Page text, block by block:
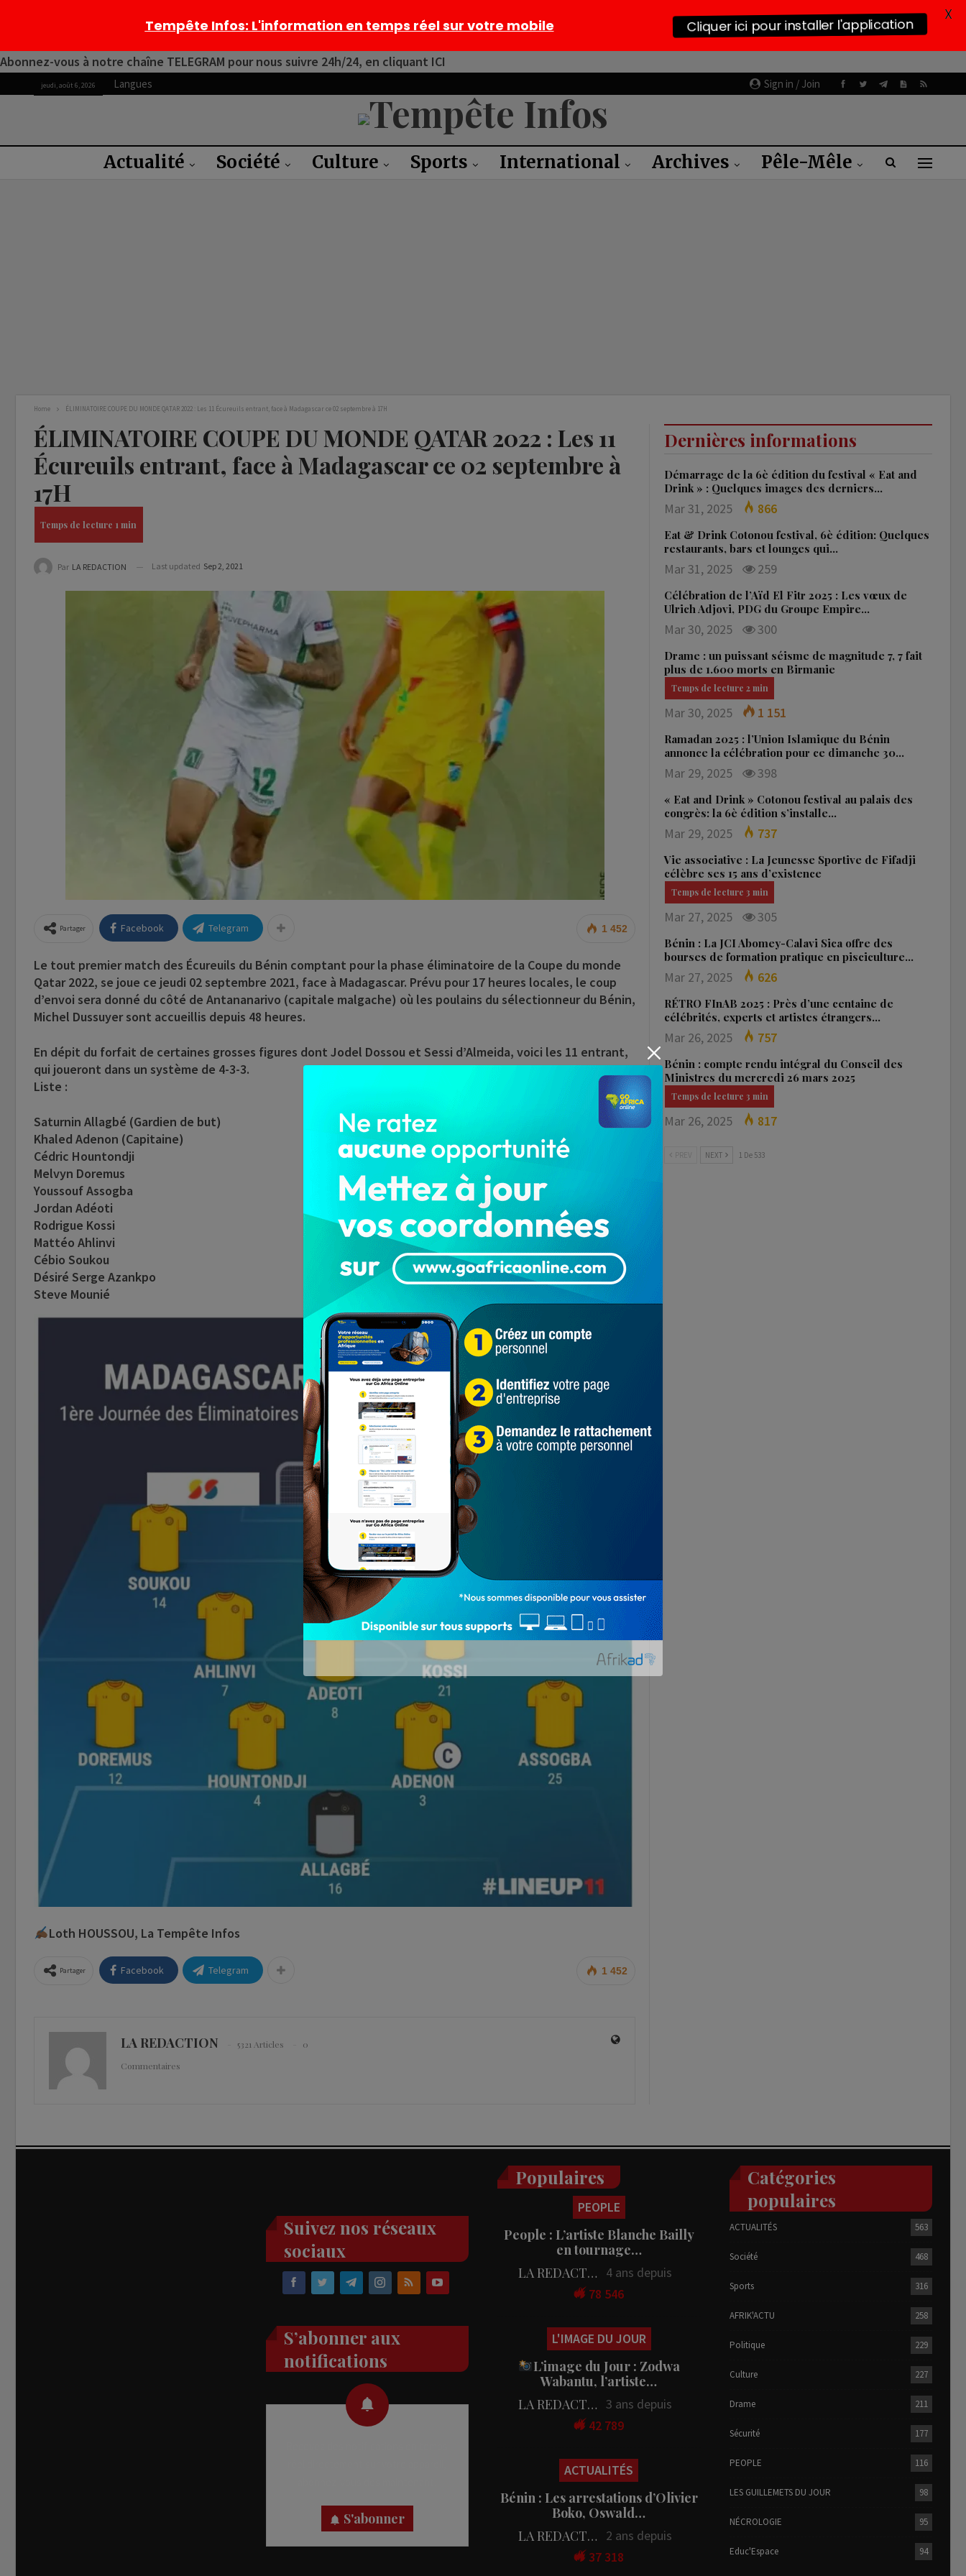
Abonnez-vous à notre chaîne TELEGRAM pour nous suivre 24h/24, en cliquant ICI
Sign in / Join
jeudi, août 6, 2026 Langues
Actualité Société Culture Sports International Archives Pêle-Mêle
Home ÉLIMINATOIRE COUPE DU MONDE QATAR 2022 : Les 11 Écureuils entrant, face à Madagascar ce 02 septembre à 17H
ÉLIMINATOIRE COUPE DU MONDE QATAR 2022 : Les 11
Écureuils entrant, face à Madagascar ce 02 septembre à
17H
Par LA REDACTION Last updated Sep 2, 2021
1 452
Partager Facebook Telegram
Le tout premier match des Écureuils du Bénin comptant pour la phase éliminatoire de la Coupe du monde
Qatar 2022, se joue ce jeudi 02 septembre 2021, face à Madagascar. Prévu pour 17 heures locales, le coup
d’envoi sera donné du côté de Antananarivo (capitale malgache) où les poulains du sélectionneur du Bénin,
Michel Dussuyer sont accueillis depuis 48 heures.
En dépit du forfait de certaines grosses figures dont Jodel Dossou et Sessi d’Almeida, voici les 11 entrant,
qui joueront dans un système de 4-3-3.
Liste :
Saturnin Allagbé (Gardien de but)
Khaled Adenon (Capitaine)
Cédric Hountondji
Melvyn Doremus
Youssouf Assogba
Jordan Adéoti
Rodrigue Kossi
Mattéo Ahlinvi
Cébio Soukou
Désiré Serge Azankpo
Steve Mounié
Loth HOUSSOU, La Tempête Infos
1 452
Partager Facebook Telegram
LA REDACTION 5321 Articles
0
Commentaires
Dernières informations
Démarrage de la 6è édition du festival « Eat and
Drink » : Quelques images des derniers…
Mar 31, 2025 866
Eat & Drink Cotonou festival, 6è édition: Quelques
restaurants, bars et lounges qui…
Mar 31, 2025 259
Célébration de l’Aïd El Fitr 2025 : Les vœux de
Ulrich Adjovi, PDG du Groupe Empire…
Mar 30, 2025 300
Drame : un puissant séisme de magnitude 7, 7 fait
plus de 1.600 morts en Birmanie
Mar 30, 2025 1 151
Ramadan 2025 : l’Union Islamique du Bénin
annonce la célébration pour ce dimanche 30…
Mar 29, 2025 398
« Eat and Drink » Cotonou festival au palais des
congrès: la 6è édition s’installe…
Mar 29, 2025 737
Vie associative : La Jeunesse Sportive de Fifadji
célèbre ses 15 ans d’existence
Mar 27, 2025 305
Bénin : La JCI Abomey-Calavi Sica offre des
bourses de formation pratique en pisciculture…
Mar 27, 2025 626
RÉTRO FInAB 2025 : Près d’une centaine de
célébrités, experts et artistes étrangers…
Mar 26, 2025 757
Bénin : compte rendu intégral du Conseil des
Ministres du mercredi 26 mars 2025
Mar 26, 2025 817
NEXT 1 De 533
Suivez nos réseaux
sociaux
S’abonner aux
notifications
S'abonner
Populaires
PEOPLE
People : L’artiste Blanche Bailly
en tournage…
LA REDACTION
4 ans depuis
78 546
L'IMAGE DU JOUR
L’image du Jour : Zodwa
Wabantu, l’artiste…
LA REDACTION 3 ans depuis
42 789
ACTUALITÉS
Bénin : Les arrestations d’Olivier
Boko, Oswald…
LA REDACTION
2 ans depuis
37 318
Catégories
populaires
ACTUALITÉS 563
Société 468
Sports 316
AFRIK'ACTU 258
Politique 229
Culture 227
Drame 211
Sécurité 177
PEOPLE 116
LES GUILLEMETS DU JOUR 98
NÉCROLOGIE 95
Educ'Espace 94
Tempête Infos: L'information en temps réel sur votre mobile Cliquer ici pour installer l'application
X